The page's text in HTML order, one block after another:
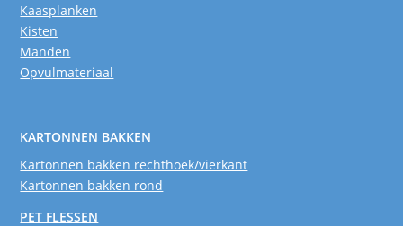
Kaasplanken
Kisten
Manden
Opvulmateriaal
KARTONNEN BAKKEN
Kartonnen bakken rechthoek/vierkant
Kartonnen bakken rond
PET FLESSEN